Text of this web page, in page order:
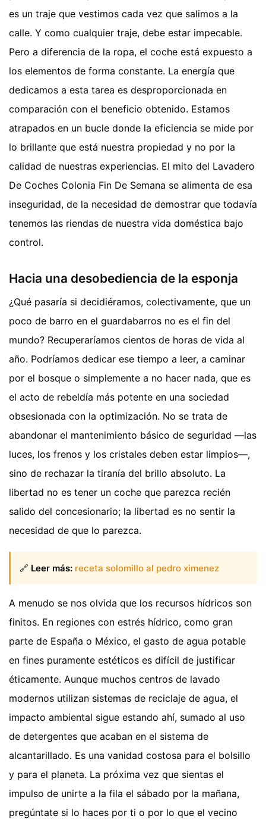
es un traje que vestimos cada vez que salimos a la
calle. Y como cualquier traje, debe estar impecable.
Pero a diferencia de la ropa, el coche está expuesto a
los elementos de forma constante. La energía que
dedicamos a esta tarea es desproporcionada en
comparación con el beneficio obtenido. Estamos
atrapados en un bucle donde la eficiencia se mide por
lo brillante que está nuestra propiedad y no por la
calidad de nuestras experiencias. El mito del Lavadero
De Coches Colonia Fin De Semana se alimenta de esa
inseguridad, de la necesidad de demostrar que todavía
tenemos las riendas de nuestra vida doméstica bajo
control.
Hacia una desobediencia de la esponja
¿Qué pasaría si decidiéramos, colectivamente, que un
poco de barro en el guardabarros no es el fin del
mundo? Recuperaríamos cientos de horas de vida al
año. Podríamos dedicar ese tiempo a leer, a caminar
por el bosque o simplemente a no hacer nada, que es
el acto de rebeldía más potente en una sociedad
obsesionada con la optimización. No se trata de
abandonar el mantenimiento básico de seguridad —las
luces, los frenos y los cristales deben estar limpios—,
sino de rechazar la tiranía del brillo absoluto. La
libertad no es tener un coche que parezca recién
salido del concesionario; la libertad es no sentir la
necesidad de que lo parezca.
🔗 Leer más: receta solomillo al pedro ximenez
A menudo se nos olvida que los recursos hídricos son
finitos. En regiones con estrés hídrico, como gran
parte de España o México, el gasto de agua potable
en fines puramente estéticos es difícil de justificar
éticamente. Aunque muchos centros de lavado
modernos utilizan sistemas de reciclaje de agua, el
impacto ambiental sigue estando ahí, sumado al uso
de detergentes que acaban en el sistema de
alcantarillado. Es una vanidad costosa para el bolsillo
y para el planeta. La próxima vez que sientas el
impulso de unirte a la fila el sábado por la mañana,
pregúntate si lo haces por ti o por lo que el vecino